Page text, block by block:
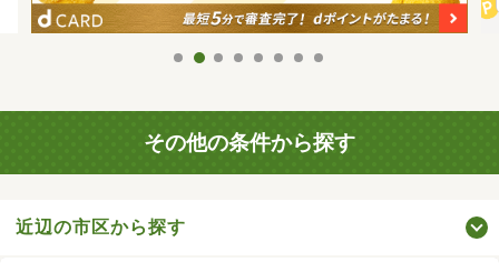
その他の条件から探す
近辺の市区から探す